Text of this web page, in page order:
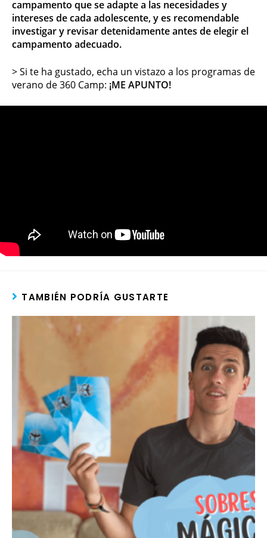
campamento que se adapte a las necesidades y
intereses de cada adolescente, y es recomendable
investigar y revisar detenidamente antes de elegir el
campamento adecuado.
> Si te ha gustado, echa un vistazo a los programas de
verano de 360 Camp: ¡ME APUNTO!
TAMBIÉN PODRÍA GUSTARTE